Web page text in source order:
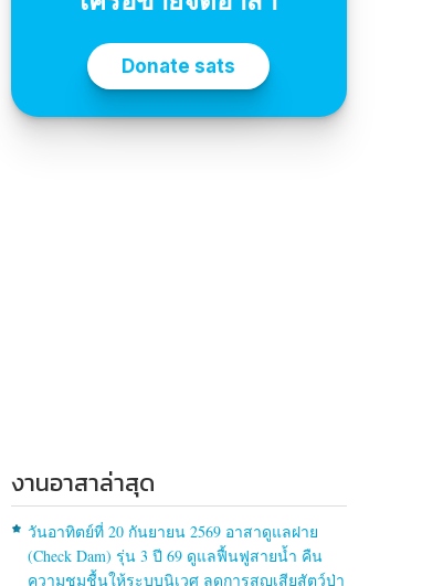
งานอาสาล่าสุด
วันอาทิตย์ที่ 20 กันยายน 2569 อาสาดูแลฝาย
(Check Dam) รุ่น 3 ปี 69 ดูแลฟื้นฟูสายน้ำ คืน
ความชุมชื้นให้ระบบนิเวศ ลดการสูญเสียสัตว์ป่า